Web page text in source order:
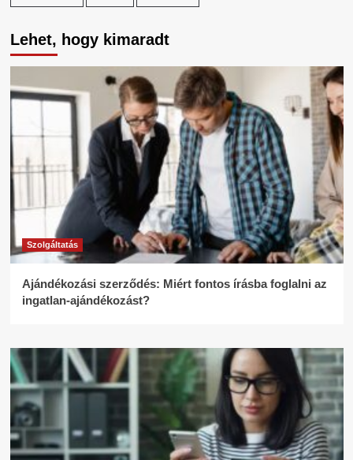
Lehet, hogy kimaradt
Szolgáltatás
Ajándékozási szerződés: Miért fontos írásba foglalni az
ingatlan-ajándékozást?